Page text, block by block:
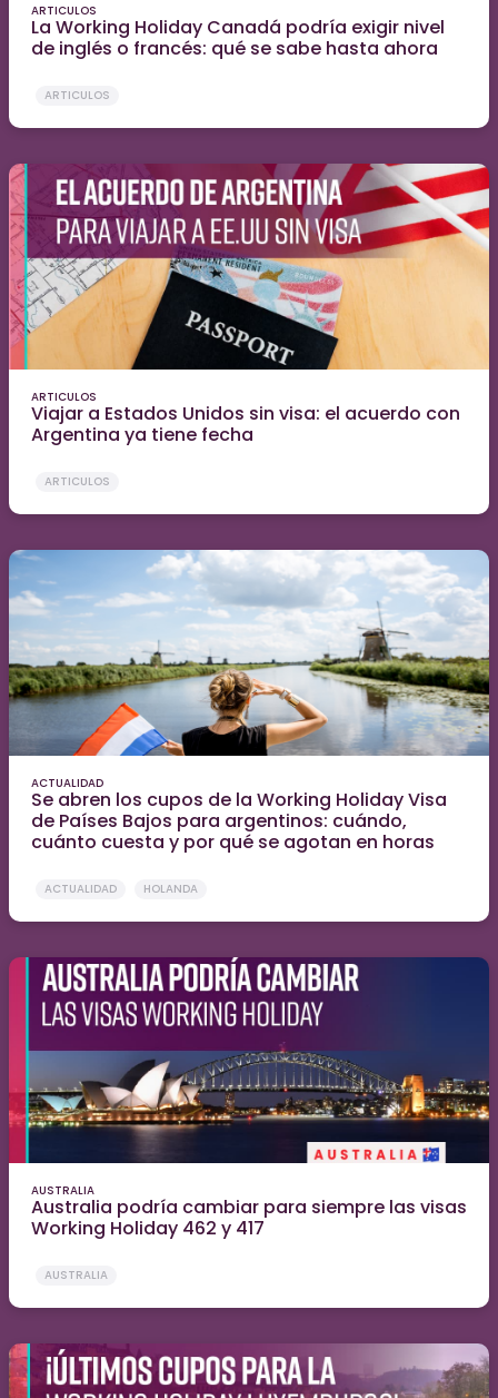
ARTICULOS
La Working Holiday Canadá podría exigir nivel
de inglés o francés: qué se sabe hasta ahora
ARTICULOS
ARTICULOS
Viajar a Estados Unidos sin visa: el acuerdo con
Argentina ya tiene fecha
ARTICULOS
ACTUALIDAD
Se abren los cupos de la Working Holiday Visa
de Países Bajos para argentinos: cuándo,
cuánto cuesta y por qué se agotan en horas
ACTUALIDAD HOLANDA
AUSTRALIA
Australia podría cambiar para siempre las visas
Working Holiday 462 y 417
AUSTRALIA